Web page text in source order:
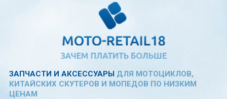
ЗАПЧАСТИ И АКСЕССУАРЫДЛЯ МОТОЦИКЛОВ,
КИТАЙСКИХ СКУТЕРОВ И МОПЕДОВ ПО НИЗКИМ
ЦЕНАМ